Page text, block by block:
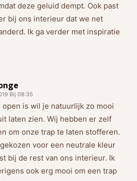
deze geluid dempt. Ook past
bij ons interieur dat we net
Ik ga verder met inspiratie
Bij 08:35
open is wil je natuurlijk zo mooi
laten zien. Wij hebben er zelf
om onze trap te laten stofferen.
voor een neutrale kleur
bij de rest van ons interieur. Ik
ook erg mooi om een trap